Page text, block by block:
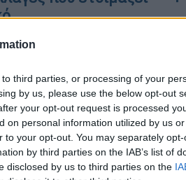
third parties, or processing of your
by us, please use the below opt-out
your opt-out request is processed
on personal information utilized by us
your opt-out. You may separately
by third parties on the IAB’s list of
disclosed by us to third parties on the
σε μια νέα εποχή, πιο
την καθιέρωσε. Και
μια γυναίκα που
να ισορροπεί ανάμεσα
το μέλλον